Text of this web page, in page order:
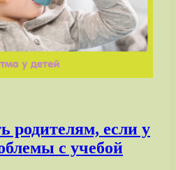
родителям, если у
с учебой